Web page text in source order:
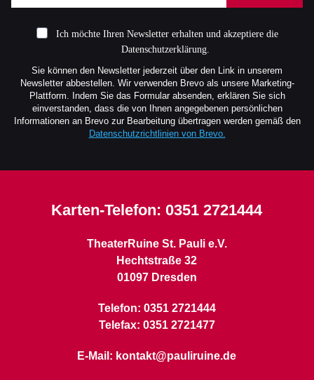
Ich möchte Ihren Newsletter erhalten und akzeptiere die
Datenschutzerklärung.
Sie können den Newsletter jederzeit über den Link in unserem
Newsletter abbestellen. Wir verwenden Brevo als unsere Marketing-
Plattform. Indem Sie das Formular absenden, erklären Sie sich
einverstanden, dass die von Ihnen angegebenen persönlichen
Informationen an Brevo zur Bearbeitung übertragen werden gemäß den
Datenschutzrichtlinien von Brevo.
Karten-Telefon:0351 2721444
TheaterRuine St. Pauli e.V.
Hechtstraße 32
01097 Dresden
Telefon: 0351 2721444
Telefax: 0351 2721477
E-Mail: kontakt@pauliruine.de